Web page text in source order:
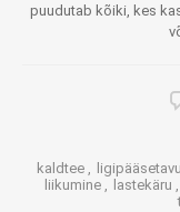
puudutab kõiki, kes
kaldtee ,
liikumine , lastekäru ,